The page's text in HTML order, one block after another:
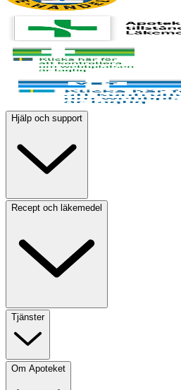
Hjälp och support
Recept och läkemedel
Tjänster
Om Apoteket